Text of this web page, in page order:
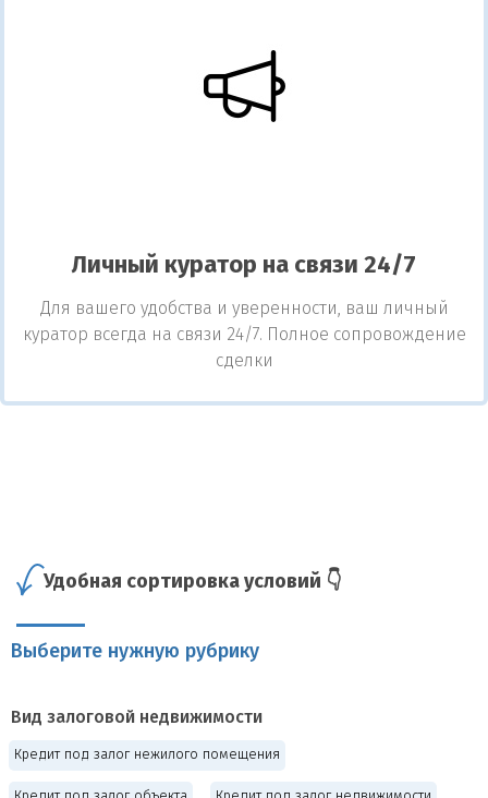
Личный куратор на связи 24/7
Для вашего удобства и уверенности, ваш личный
куратор всегда на связи 24/7. Полное сопровождение
сделки
Удобная сортировка условий 👇
Выберите нужную рубрику
Вид залоговой недвижимости
Кредит под залог нежилого помещения